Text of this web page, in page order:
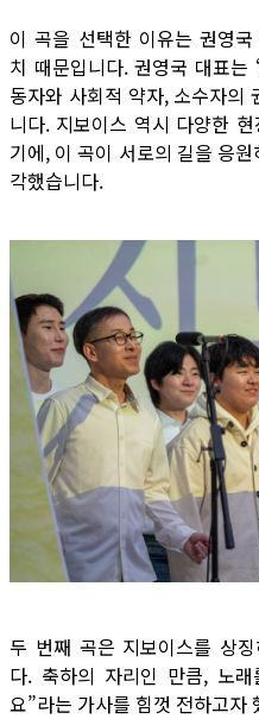
이 곡을 선택한 이유는 권영
치 때문입니다. 권영국 대표는
동자와 사회적 약자, 소수자의
니다. 지보이스 역시 다양한
기에, 이 곡이 서로의 길을 응
각했습니다.
두 번째 곡은 지보이스를 상
다. 축하의 자리인 만큼, 노
요”라는 가사를 힘껏 전하고자